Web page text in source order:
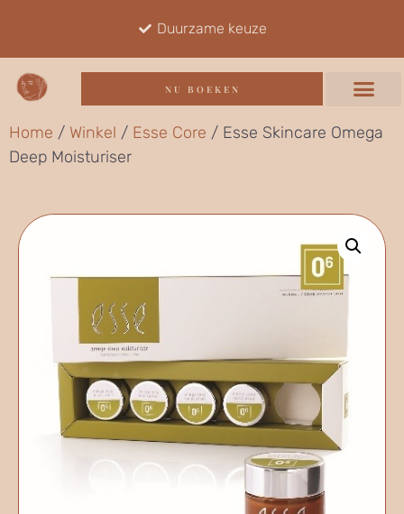
Duurzame keuze
NU BOEKEN
Home / Winkel / Esse Core / Esse Skincare Omega
Deep Moisturiser